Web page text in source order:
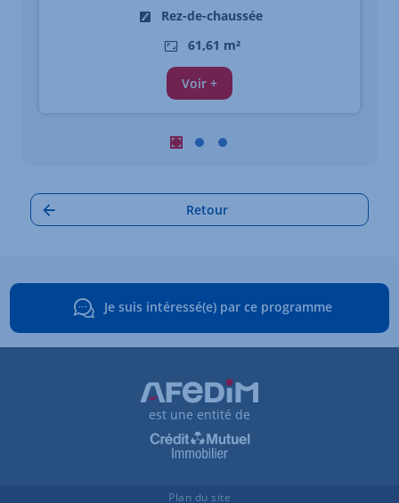
Carrousel : Autres annonces à
Carrousel : Autres annonces à
Carrousel : Autres
Rez-de-chaussée
61,61 m²
Voir +
Retour
Je suis intéressé(e) par ce programme
est une entité de
Plan du site